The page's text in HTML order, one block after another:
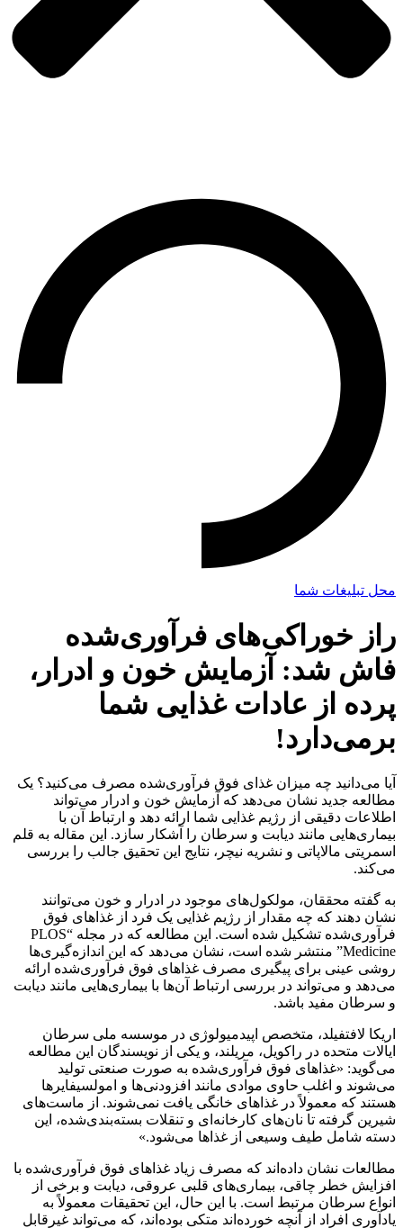
محل تبلیغات شما
راز خوراکی‌های فرآوری‌شده
فاش شد: آزمایش خون و ادرار،
پرده از عادات غذایی شما
برمی‌دارد!
آیا می‌دانید چه میزان غذای فوق فرآوری‌شده مصرف می‌کنید؟ یک
مطالعه جدید نشان می‌دهد که آزمایش خون و ادرار می‌تواند
اطلاعات دقیقی از رژیم غذایی شما ارائه دهد و ارتباط آن با
بیماری‌هایی مانند دیابت و سرطان را آشکار سازد. این مقاله به قلم
اسمریتی مالاپاتی و نشریه نیچر، نتایج این تحقیق جالب را بررسی
می‌کند.
به گفته محققان، مولکول‌های موجود در ادرار و خون می‌توانند
نشان دهند که چه مقدار از رژیم غذایی یک فرد از غذاهای فوق
فرآوری‌شده تشکیل شده است. این مطالعه که در مجله “PLOS
Medicine” منتشر شده است، نشان می‌دهد که این اندازه‌گیری‌ها
روشی عینی برای پیگیری مصرف غذاهای فوق فرآوری‌شده ارائه
می‌دهد و می‌تواند در بررسی ارتباط آن‌ها با بیماری‌هایی مانند دیابت
و سرطان مفید باشد.
اریکا لافتفیلد، متخصص اپیدمیولوژی در موسسه ملی سرطان
ایالات متحده در راکویل، مریلند، و یکی از نویسندگان این مطالعه
می‌گوید: «غذاهای فوق فرآوری‌شده به صورت صنعتی تولید
می‌شوند و اغلب حاوی موادی مانند افزودنی‌ها و امولسیفایرها
هستند که معمولاً در غذاهای خانگی یافت نمی‌شوند. از ماست‌های
شیرین گرفته تا نان‌های کارخانه‌ای و تنقلات بسته‌بندی‌شده، این
دسته شامل طیف وسیعی از غذاها می‌شود.»
مطالعات نشان داده‌اند که مصرف زیاد غذاهای فوق فرآوری‌شده با
افزایش خطر چاقی، بیماری‌های قلبی عروقی، دیابت و برخی از
انواع سرطان مرتبط است. با این حال، این تحقیقات معمولاً به
یادآوری افراد از آنچه خورده‌اند متکی بوده‌اند، که می‌تواند غیرقابل